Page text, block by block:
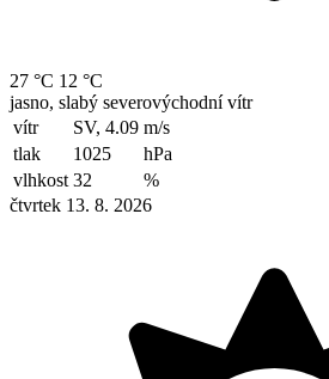
27 °C 12 °C
jasno, slabý severovýchodní vítr
vítr
SV, 4.09 m/s
tlak
1025
hPa
vlhkost 32
%
čtvrtek 13. 8. 2026